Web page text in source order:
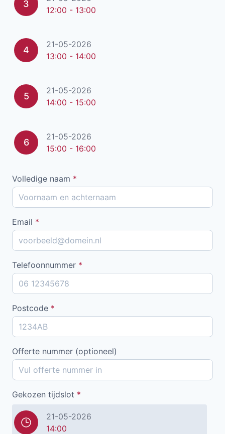
3
12:00 - 13:00
4
21-05-2026
13:00 - 14:00
5
21-05-2026
14:00 - 15:00
6
21-05-2026
15:00 - 16:00
Volledige naam *
Email *
Telefoonnummer *
Postcode *
Offerte nummer (optioneel)
Gekozen tijdslot *
21-05-2026
14:00